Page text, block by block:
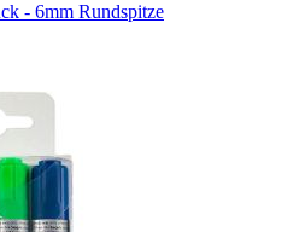
- 6mm Rundspitze